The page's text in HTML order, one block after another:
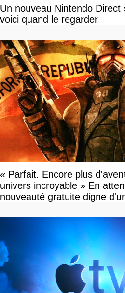
Un nouveau Nintendo Direct
voici quand le regarder
« Parfait. Encore plus
univers incroyable » En
nouveauté gratuite digne